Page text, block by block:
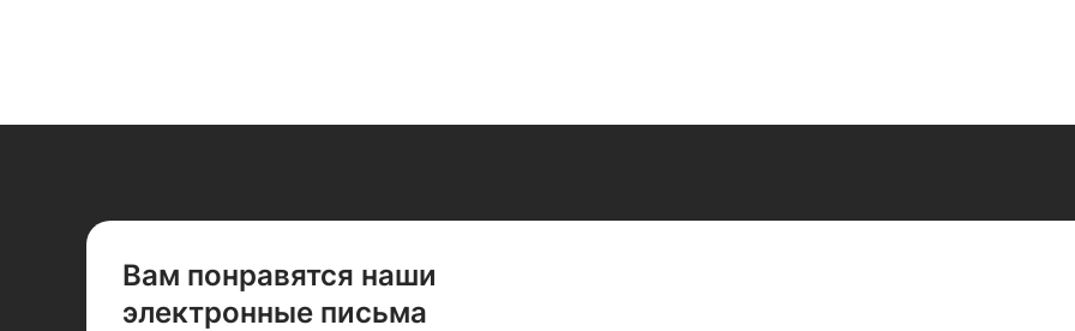
Вам понравятся наши
электронные письма